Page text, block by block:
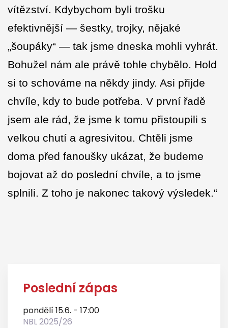
vítězství. Kdybychom byli trošku
efektivnější — šestky, trojky, nějaké
„šoupáky“ — tak jsme dneska mohli vyhrát.
Bohužel nám ale právě tohle chybělo. Hold
si to schováme na někdy jindy. Asi přijde
chvíle, kdy to bude potřeba. V první řadě
jsem ale rád, že jsme k tomu přistoupili s
velkou chutí a agresivitou. Chtěli jsme
doma před fanoušky ukázat, že budeme
bojovat až do poslední chvíle, a to jsme
splnili. Z toho je nakonec takový výsledek.“
Poslední zápas
pondělí 15.6. - 17:00
NBL 2025/26